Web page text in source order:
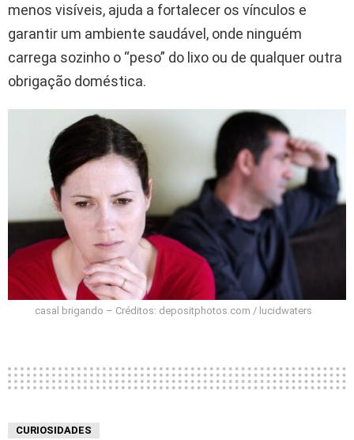
menos visíveis, ajuda a fortalecer os vínculos e
garantir um ambiente saudável, onde ninguém
carrega sozinho o “peso” do lixo ou de qualquer outra
obrigação doméstica.
casal brigando – Créditos: depositphotos.com / lucidwaters
CURIOSIDADES